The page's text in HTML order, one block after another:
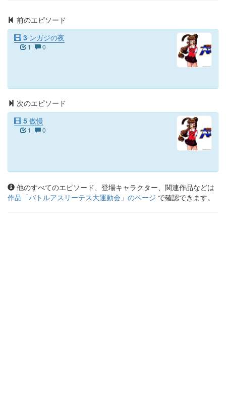
前のエピソード
3 ンガジの夜
1 0
次のエピソード
5 傲慢
1 0
他のすべてのエピソード、登場キャラクター、関連作品などは
作品「バトルアスリーテス大運動会 」のページ で確認できます。